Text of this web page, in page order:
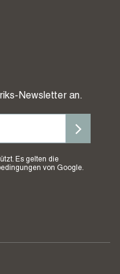
Newsletter an.
Es gelten die
von Google.